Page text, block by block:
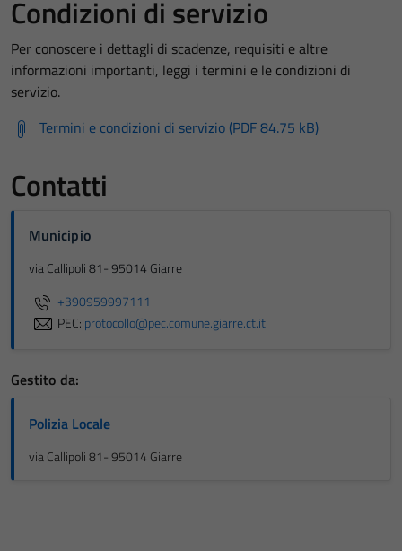
Condizioni di servizio
Per conoscere i dettagli di scadenze, requisiti e altre
informazioni importanti, leggi i termini e le condizioni di
servizio.
Termini e condizioni di servizio (PDF 84.75 kB)
Contatti
Municipio
via Callipoli 81- 95014 Giarre
+390959997111
PEC: protocollo@pec.comune.giarre.ct.it
Gestito da:
Polizia Locale
via Callipoli 81- 95014 Giarre